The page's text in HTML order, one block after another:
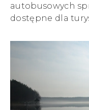
autobusowych
dostępne dla